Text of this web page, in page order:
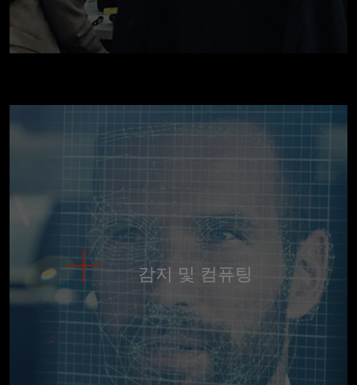
감지 및 컴퓨팅